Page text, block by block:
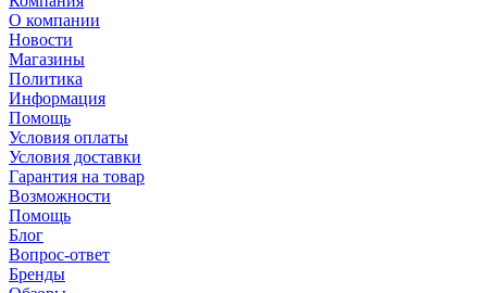
О компании
Новости
Магазины
Политика
Информация
Помощь
Условия оплаты
Условия доставки
Гарантия на товар
Возможности
Помощь
Блог
Вопрос-ответ
Бренды